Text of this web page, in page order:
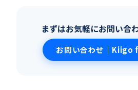
まずはお気軽にお問い合
お問い合わせ｜Kiigo